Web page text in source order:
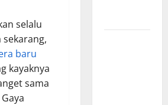
selalu
baru
kayaknya
sama